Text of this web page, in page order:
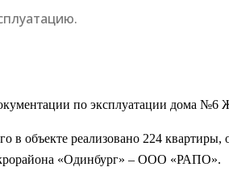
по эксплуатации дома №6
в объекте реализовано 224
«Одинбург» – ООО «РАПО».